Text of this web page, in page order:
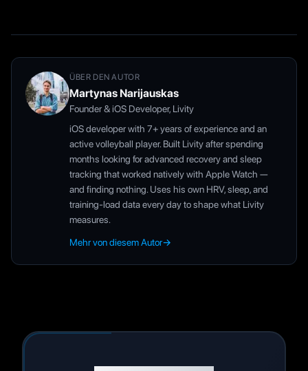
ÜBER DEN AUTOR
Martynas Narijauskas
Founder & iOS Developer, Livity
iOS developer with 7+ years of experience and an
active volleyball player. Built Livity after spending
months looking for advanced recovery and sleep
tracking that worked natively with Apple Watch —
and finding nothing. Uses his own HRV, sleep, and
training-load data every day to shape what Livity
measures.
Mehr von diesem Autor→